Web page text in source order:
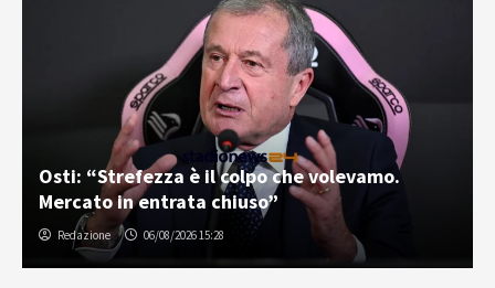
Osti: “Strefezza è il colpo che volevamo.
Mercato in entrata chiuso”
Redazione 06/08/2026 15:28